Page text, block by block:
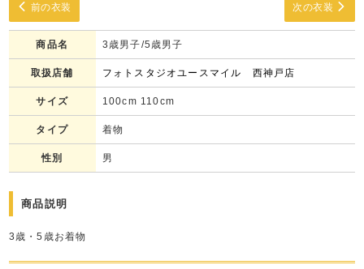
前の衣装 次の衣装
商品名 3歳男子/5歳男子
取扱店舗 フォトスタジオユースマイル 西神戸店
サイズ 100cm 110cm
タイプ 着物
性別 男
商品説明
3歳・5歳お着物